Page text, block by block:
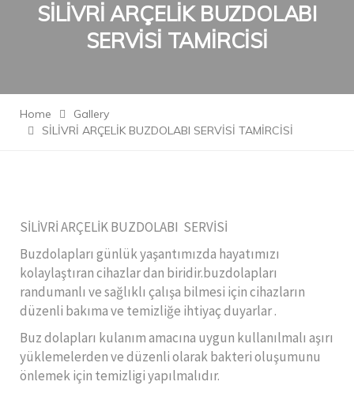
SİLİVRİ ARÇELİK BUZDOLABI
SERVİSİ TAMİRCİSİ
Home
Gallery
SİLİVRİ ARÇELİK BUZDOLABI SERVİSİ TAMİRCİSİ
SİLİVRİ ARÇELİK BUZDOLABI SERVİSİ
Buzdolapları günlük yaşantımızda hayatımızı
kolaylaştıran cihazlar dan biridir.buzdolapları
randumanlı ve sağlıklı çalışa bilmesi için cihazların
düzenli bakıma ve temizliğe ihtiyaç duyarlar .
Buz dolapları kulanım amacına uygun kullanılmalı aşırı
yüklemelerden ve düzenli olarak bakteri oluşumunu
önlemek için temizligi yapılmalıdır.